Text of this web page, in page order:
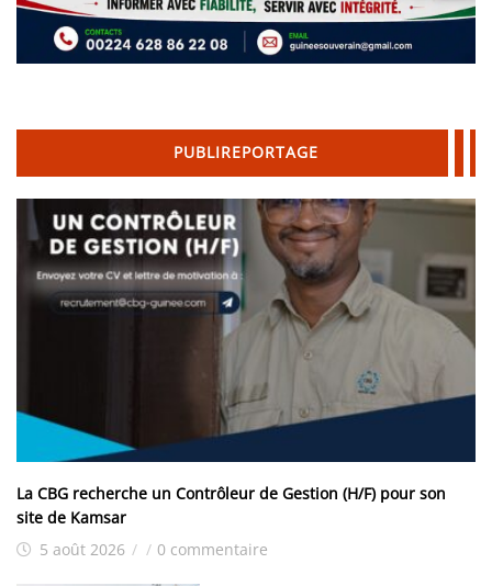
PUBLIREPORTAGE
La CBG recherche un Contrôleur de Gestion (H/F) pour son
site de Kamsar
5 août 2026 / / 0 commentaire